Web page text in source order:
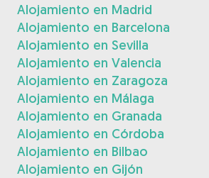
Alojamiento en Madrid
Alojamiento en Barcelona
Alojamiento en Sevilla
Alojamiento en Valencia
Alojamiento en Zaragoza
Alojamiento en Málaga
Alojamiento en Granada
Alojamiento en Córdoba
Alojamiento en Bilbao
Alojamiento en Gijón